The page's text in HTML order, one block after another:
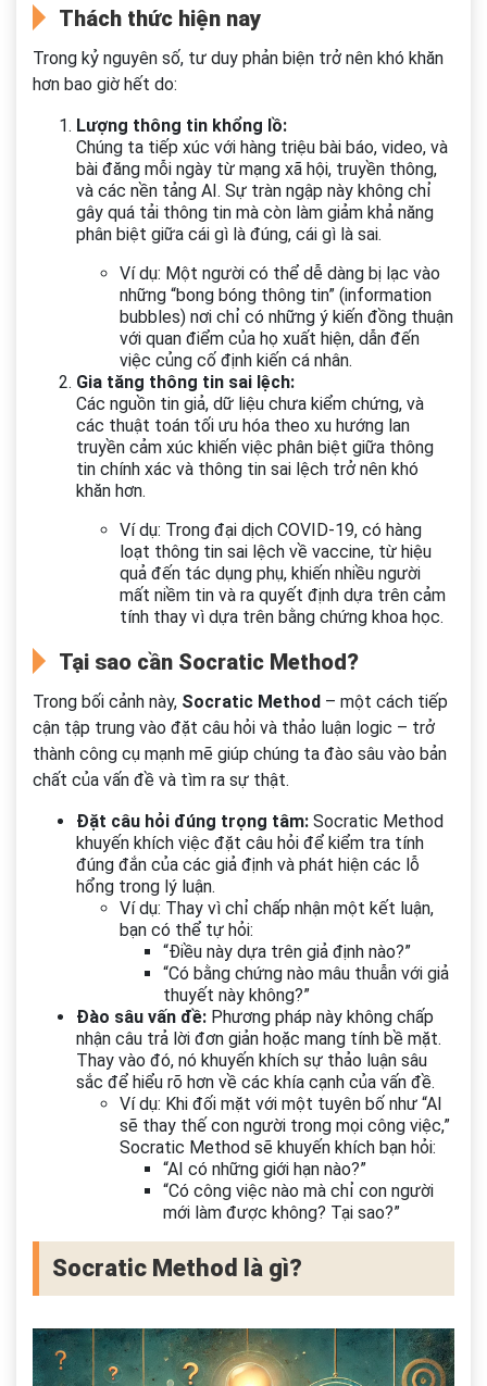
Thách thức hiện nay
Trong kỷ nguyên số, tư duy phản biện trở nên khó khăn
hơn bao giờ hết do:
Lượng thông tin khổng lồ:
Chúng ta tiếp xúc với hàng triệu bài báo, video, và
bài đăng mỗi ngày từ mạng xã hội, truyền thông,
và các nền tảng AI. Sự tràn ngập này không chỉ
gây quá tải thông tin mà còn làm giảm khả năng
phân biệt giữa cái gì là đúng, cái gì là sai.
Ví dụ: Một người có thể dễ dàng bị lạc vào
những “bong bóng thông tin” (information
bubbles) nơi chỉ có những ý kiến đồng thuận
với quan điểm của họ xuất hiện, dẫn đến
việc củng cố định kiến cá nhân.
Gia tăng thông tin sai lệch:
Các nguồn tin giả, dữ liệu chưa kiểm chứng, và
các thuật toán tối ưu hóa theo xu hướng lan
truyền cảm xúc khiến việc phân biệt giữa thông
tin chính xác và thông tin sai lệch trở nên khó
khăn hơn.
Ví dụ: Trong đại dịch COVID-19, có hàng
loạt thông tin sai lệch về vaccine, từ hiệu
quả đến tác dụng phụ, khiến nhiều người
mất niềm tin và ra quyết định dựa trên cảm
tính thay vì dựa trên bằng chứng khoa học.
Tại sao cần Socratic Method?
Trong bối cảnh này, Socratic Method – một cách tiếp
cận tập trung vào đặt câu hỏi và thảo luận logic – trở
thành công cụ mạnh mẽ giúp chúng ta đào sâu vào bản
chất của vấn đề và tìm ra sự thật.
Đặt câu hỏi đúng trọng tâm: Socratic Method
khuyến khích việc đặt câu hỏi để kiểm tra tính
đúng đắn của các giả định và phát hiện các lỗ
hổng trong lý luận.
Ví dụ: Thay vì chỉ chấp nhận một kết luận,
bạn có thể tự hỏi:
“Điều này dựa trên giả định nào?”
“Có bằng chứng nào mâu thuẫn với giả
thuyết này không?”
Đào sâu vấn đề: Phương pháp này không chấp
nhận câu trả lời đơn giản hoặc mang tính bề mặt.
Thay vào đó, nó khuyến khích sự thảo luận sâu
sắc để hiểu rõ hơn về các khía cạnh của vấn đề.
Ví dụ: Khi đối mặt với một tuyên bố như “AI
sẽ thay thế con người trong mọi công việc,”
Socratic Method sẽ khuyến khích bạn hỏi:
“AI có những giới hạn nào?”
“Có công việc nào mà chỉ con người
mới làm được không? Tại sao?”
Socratic Method là gì?